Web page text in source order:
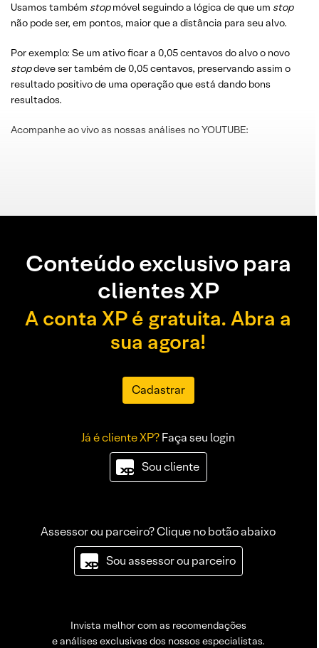
Usamos também stopmóvel seguindo a lógica de que um stop
não pode ser, em pontos, maior que a distância para seu alvo.
Por exemplo: Se um ativo ficar a 0,05 centavos do alvo o novo
stopdeve ser também de 0,05 centavos, preservando assim o
resultado positivo de uma operação que está dando bons
resultados.
Acompanhe ao vivo as nossas análises no YOUTUBE:
Conteúdo exclusivo para
clientes XP
A conta XP é gratuita. Abra a
sua agora!
Cadastrar
Já é cliente XP?Faça seu login
Sou cliente
Assessor ou parceiro? Clique no botão abaixo
Sou assessor ou parceiro
Invista melhor com as recomendações
e análises exclusivas dos nossos especialistas.